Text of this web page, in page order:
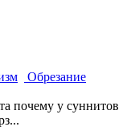
Обрезание
почему у суннитов